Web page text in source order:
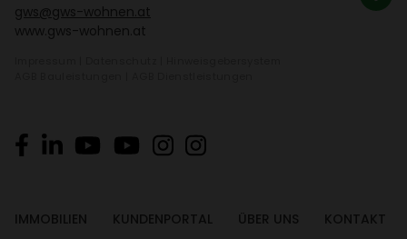
gws@gws-wohnen.at
www.gws-wohnen.at
IMMO­BI­LIEN KUNDEN­PORTAL ÜBER UNS KONTAKT